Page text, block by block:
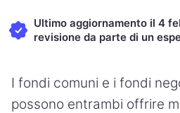
Ultimo aggiornamento il 4
revisione da parte di un
I fondi comuni e i fondi
possono entrambi offrire